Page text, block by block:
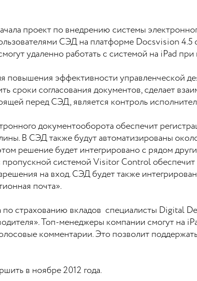
проект по внедрению системы
СЭД на платформе Docsvision 4.5
удаленно работать с системой на iPad
повышения эффективности управленческой
сроки согласования документов, сделает
перед СЭД, является контроль
документооборота обеспечит
В СЭД также будут автоматизированы
решение будет интегрировано с рядом
пропускной системой Visitor Control
на вход. СЭД будет также
почта».
по страхованию вкладов специалисты
Топ-менеджеры компании смогут на
комментарии. Это позволит
в ноябре 2012 года.